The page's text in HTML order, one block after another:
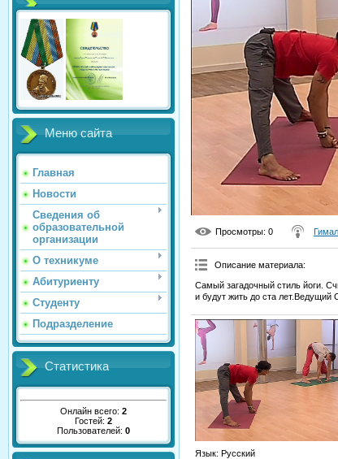
Меню сайта
Главная
Новости
Сведения об
образовательной
организации
О техникуме
Абитуриенту
Студенту
Подразделение
Статистика
Онлайн всего: 2
Гостей: 2
Пользователей: 0
Просмотры: 0
Описание материала:
Самый загадочный стиль йоги.
и будут жить до ста лет.Ведущий
Язык: Русский